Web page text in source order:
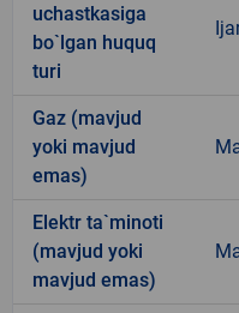
uchastkasiga
bo`lgan huquq
turi
Gaz (mavjud
yoki mavjud
emas)
Elektr ta`minoti
(mavjud yoki
mavjud emas)